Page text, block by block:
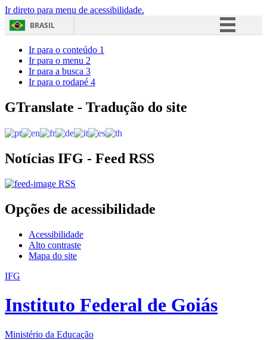
Ir direto para menu de acessibilidade.
BRASIL
Acesso à informação
Ir para o conteúdo 1
Ir para o menu 2
Ir para a busca 3
Ir para o rodapé 4
GTranslate - Tradução do site
Notícias IFG - Feed RSS
RSS
Opções de acessibilidade
Acessibilidade
Alto contraste
Mapa do site
IFG
Instituto Federal de Goiás
Ministério da Educação